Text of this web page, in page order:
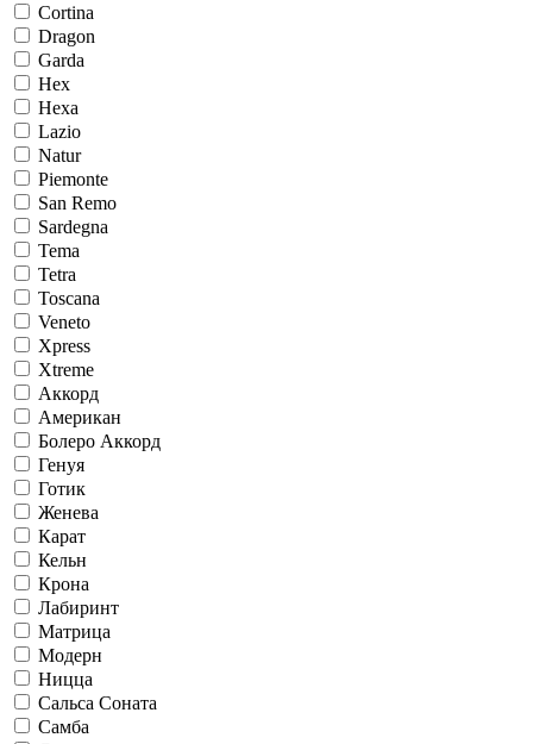
Cortina
Dragon
Garda
Hex
Hexa
Lazio
Natur
Piemonte
San Remo
Sardegna
Tema
Tetra
Toscana
Veneto
Xpress
Xtreme
Аккорд
Американ
Болеро Аккорд
Генуя
Готик
Женева
Карат
Кельн
Крона
Лабиринт
Матрица
Модерн
Ницца
Сальса Соната
Самба